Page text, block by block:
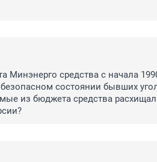
средства с начала
состоянии бывших
из бюджета средства